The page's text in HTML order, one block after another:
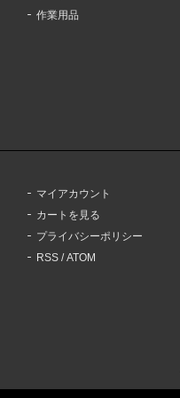
作業用品
マイアカウント
カートを見る
プライバシーポリシー
RSS /ATOM